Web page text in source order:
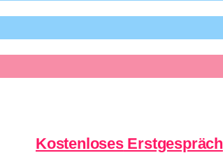
KostenlosesErstgespräch